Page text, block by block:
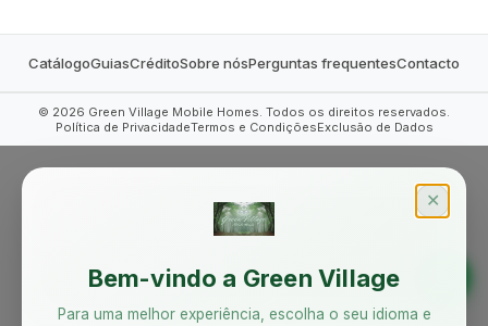
CatálogoGuiasCréditoSobre nósPerguntas frequentesContacto
© 2026 Green Village Mobile Homes. Todos os direitos reservados.
Política de PrivacidadeTermos e CondiçõesExclusão de Dados
✕
Bem-vindo a Green Village
Para uma melhor experiência, escolha o seu idioma e